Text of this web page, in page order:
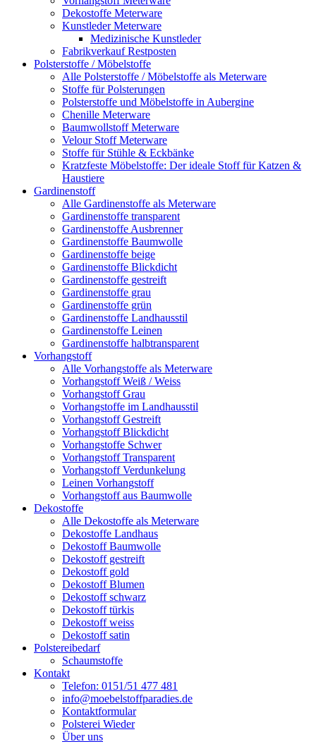
Dekostoffe Meterware
Kunstleder Meterware
Medizinische Kunstleder
Fabrikverkauf Restposten
Polsterstoffe / Möbelstoffe
Alle Polsterstoffe / Möbelstoffe als Meterware
Stoffe für Polsterungen
Polsterstoffe und Möbelstoffe in Aubergine
Chenille Meterware
Baumwollstoff Meterware
Velour Stoff Meterware
Stoffe für Stühle & Eckbänke
Kratzfeste Möbelstoffe: Der ideale Stoff für Katzen &
Haustiere
Gardinenstoff
Alle Gardinenstoffe als Meterware
Gardinenstoffe transparent
Gardinenstoffe Ausbrenner
Gardinenstoffe Baumwolle
Gardinenstoffe beige
Gardinenstoffe Blickdicht
Gardinenstoffe gestreift
Gardinenstoffe grau
Gardinenstoffe grün
Gardinenstoffe Landhausstil
Gardinenstoffe Leinen
Gardinenstoffe halbtransparent
Vorhangstoff
Alle Vorhangstoffe als Meterware
Vorhangstoff Weiß / Weiss
Vorhangstoff Grau
Vorhangstoffe im Landhausstil
Vorhangstoff Gestreift
Vorhangstoff Blickdicht
Vorhangstoffe Schwer
Vorhangstoff Transparent
Vorhangstoff Verdunkelung
Leinen Vorhangstoff
Vorhangstoff aus Baumwolle
Dekostoffe
Alle Dekostoffe als Meterware
Dekostoffe Landhaus
Dekostoff Baumwolle
Dekostoff gestreift
Dekostoff gold
Dekostoff Blumen
Dekostoff schwarz
Dekostoff türkis
Dekostoff weiss
Dekostoff satin
Polstereibedarf
Schaumstoffe
Kontakt
Telefon: 0151/51 477 481
info@moebelstoffparadies.de
Kontaktformular
Polsterei Wieder
Über uns